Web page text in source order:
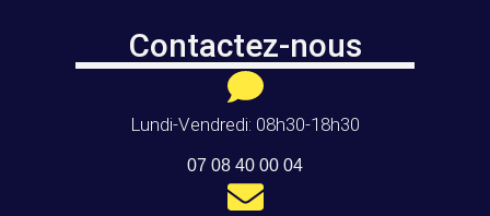
Contactez-nous
Lundi-Vendredi: 08h30-18h30
07 08 40 00 04